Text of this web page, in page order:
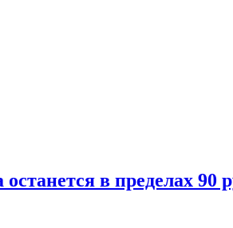
в пределах 90